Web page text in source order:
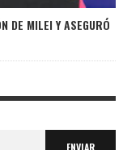
DE MILEI Y ASEGURÓ